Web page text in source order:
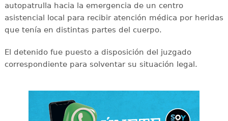
autopatrulla hacia la emergencia de un centro
asistencial local para recibir atención médica por heridas
que tenía en distintas partes del cuerpo.
​El detenido fue puesto a disposición del juzgado
correspondiente para solventar su situación legal.